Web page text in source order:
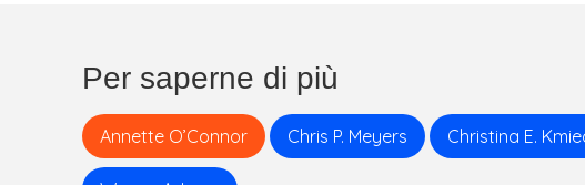
Per saperne di più
Annette O’Connor Chris P. Meyers Christina E.